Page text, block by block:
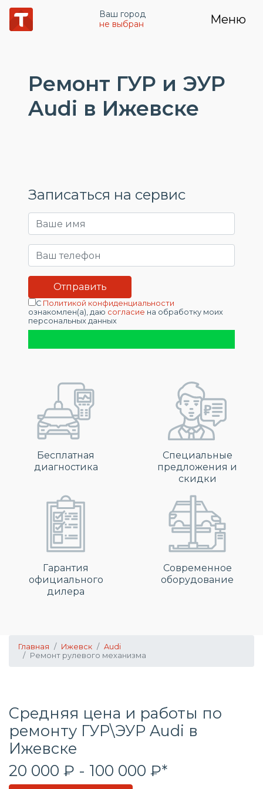
Ваш город
не выбран
Меню
Ремонт ГУР и ЭУР
Audi в Ижевске
Записаться на сервис
С Политикой конфиденциальности
ознакомлен(а), даю согласие на обработку моих
персональных данных
Бесплатная
диагностика
Специальные
предложения и
скидки
Гарантия
официального
дилера
Современное
оборудование
Главная Ижевск
Audi
Ремонт рулевого механизма
Средняя цена и работы по
ремонту ГУР\ЭУР Audi в
Ижевске
20 000 ₽ - 100 000 ₽*